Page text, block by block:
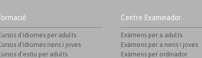
d’idiomes per adults
d’idiomes nens i joves
d’estiu per adults
Centre Examinador
Exàmens per a adults
Exàmens per a nens i joves
Exàmens per ordinador